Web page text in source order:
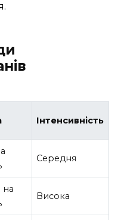
Інтенсивність
Середня
на
Висока